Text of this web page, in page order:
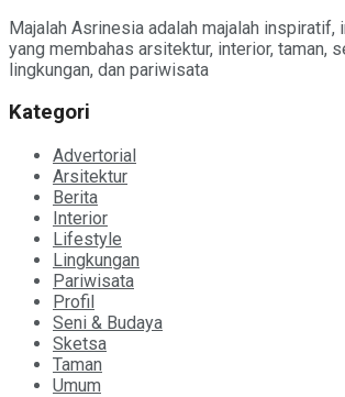
Majalah Asrinesia adalah majalah
yang membahas arsitektur, interior, taman,
lingkungan, dan pariwisata
Kategori
Advertorial
Arsitektur
Berita
Interior
Lifestyle
Lingkungan
Pariwisata
Profil
Seni & Budaya
Sketsa
Taman
Umum